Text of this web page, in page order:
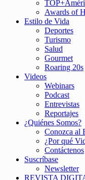
Awards of
Estilo de Vida
Deportes
Turismo
Salud
Gourmet
Roaring 20s
Videos
Webinars
Podcast
Entrevistas
Reportajes
¿Quiénes Somos?
Conozca al
¿Por qué
Contáctenos
Suscríbase
Newsletter
REVISTA